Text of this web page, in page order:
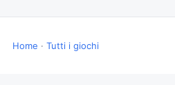
Home · Tutti i giochi